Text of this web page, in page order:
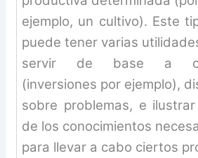
ejemplo, un cultivo). Este
puede tener varias
servir de base a
(inversiones por ejemplo),
sobre problemas, e
de los conocimientos
para llevar a cabo ciertos